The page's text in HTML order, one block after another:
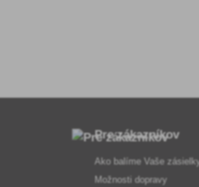
Pre zákazníkov
Ako balíme Vaše
Možnosti dopravy